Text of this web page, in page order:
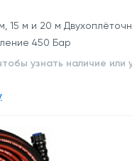
15 м и 20 м
450 Бар
узнать наличие или